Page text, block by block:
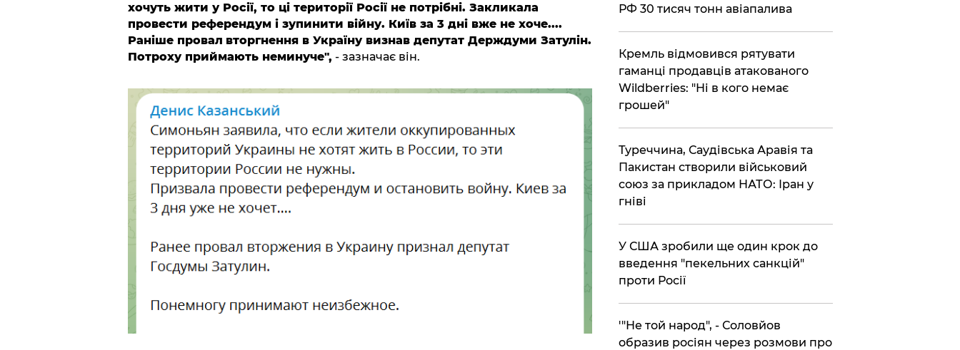
хочуть жити у Росії, то ці території Росії не потрібні. Закликала
провести референдум і зупинити війну. Київ за 3 дні вже не хоче....
Раніше провал вторгнення в Україну визнав депутат Держдуми Затулін.
Потроху приймають неминуче", - зазначає він.
РФ 30 тисяч тонн авіапалива
​Кремль відмовився рятувати
гаманці продавців атакованого
Wildberries: "Ні в кого немає
грошей"
​Туреччина, Саудівська Аравія та
Пакистан створили військовий
союз за прикладом НАТО: Іран у
гніві
​У США зробили ще один крок до
введення "пекельних санкцій"
проти Росії
​'"Не той народ", - Соловйов
образив росіян через розмови про